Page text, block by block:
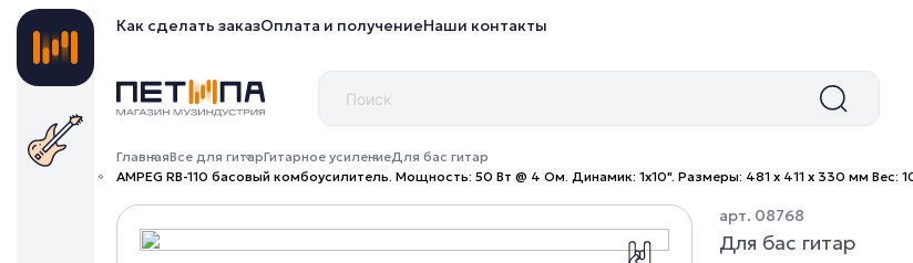
Как сделать заказОплата и получениеНаши контакты
ГлавнаяВсе для гитарГитарное усилениеДля бас гитар
AMPEG RB-110 басовый комбоусилитель. Мощность: 50 Вт @ 4 Ом. Динамик: 1x10". Размеры: 481 х 411 х 330 мм Вес:
арт. 08768
Для бас гитар